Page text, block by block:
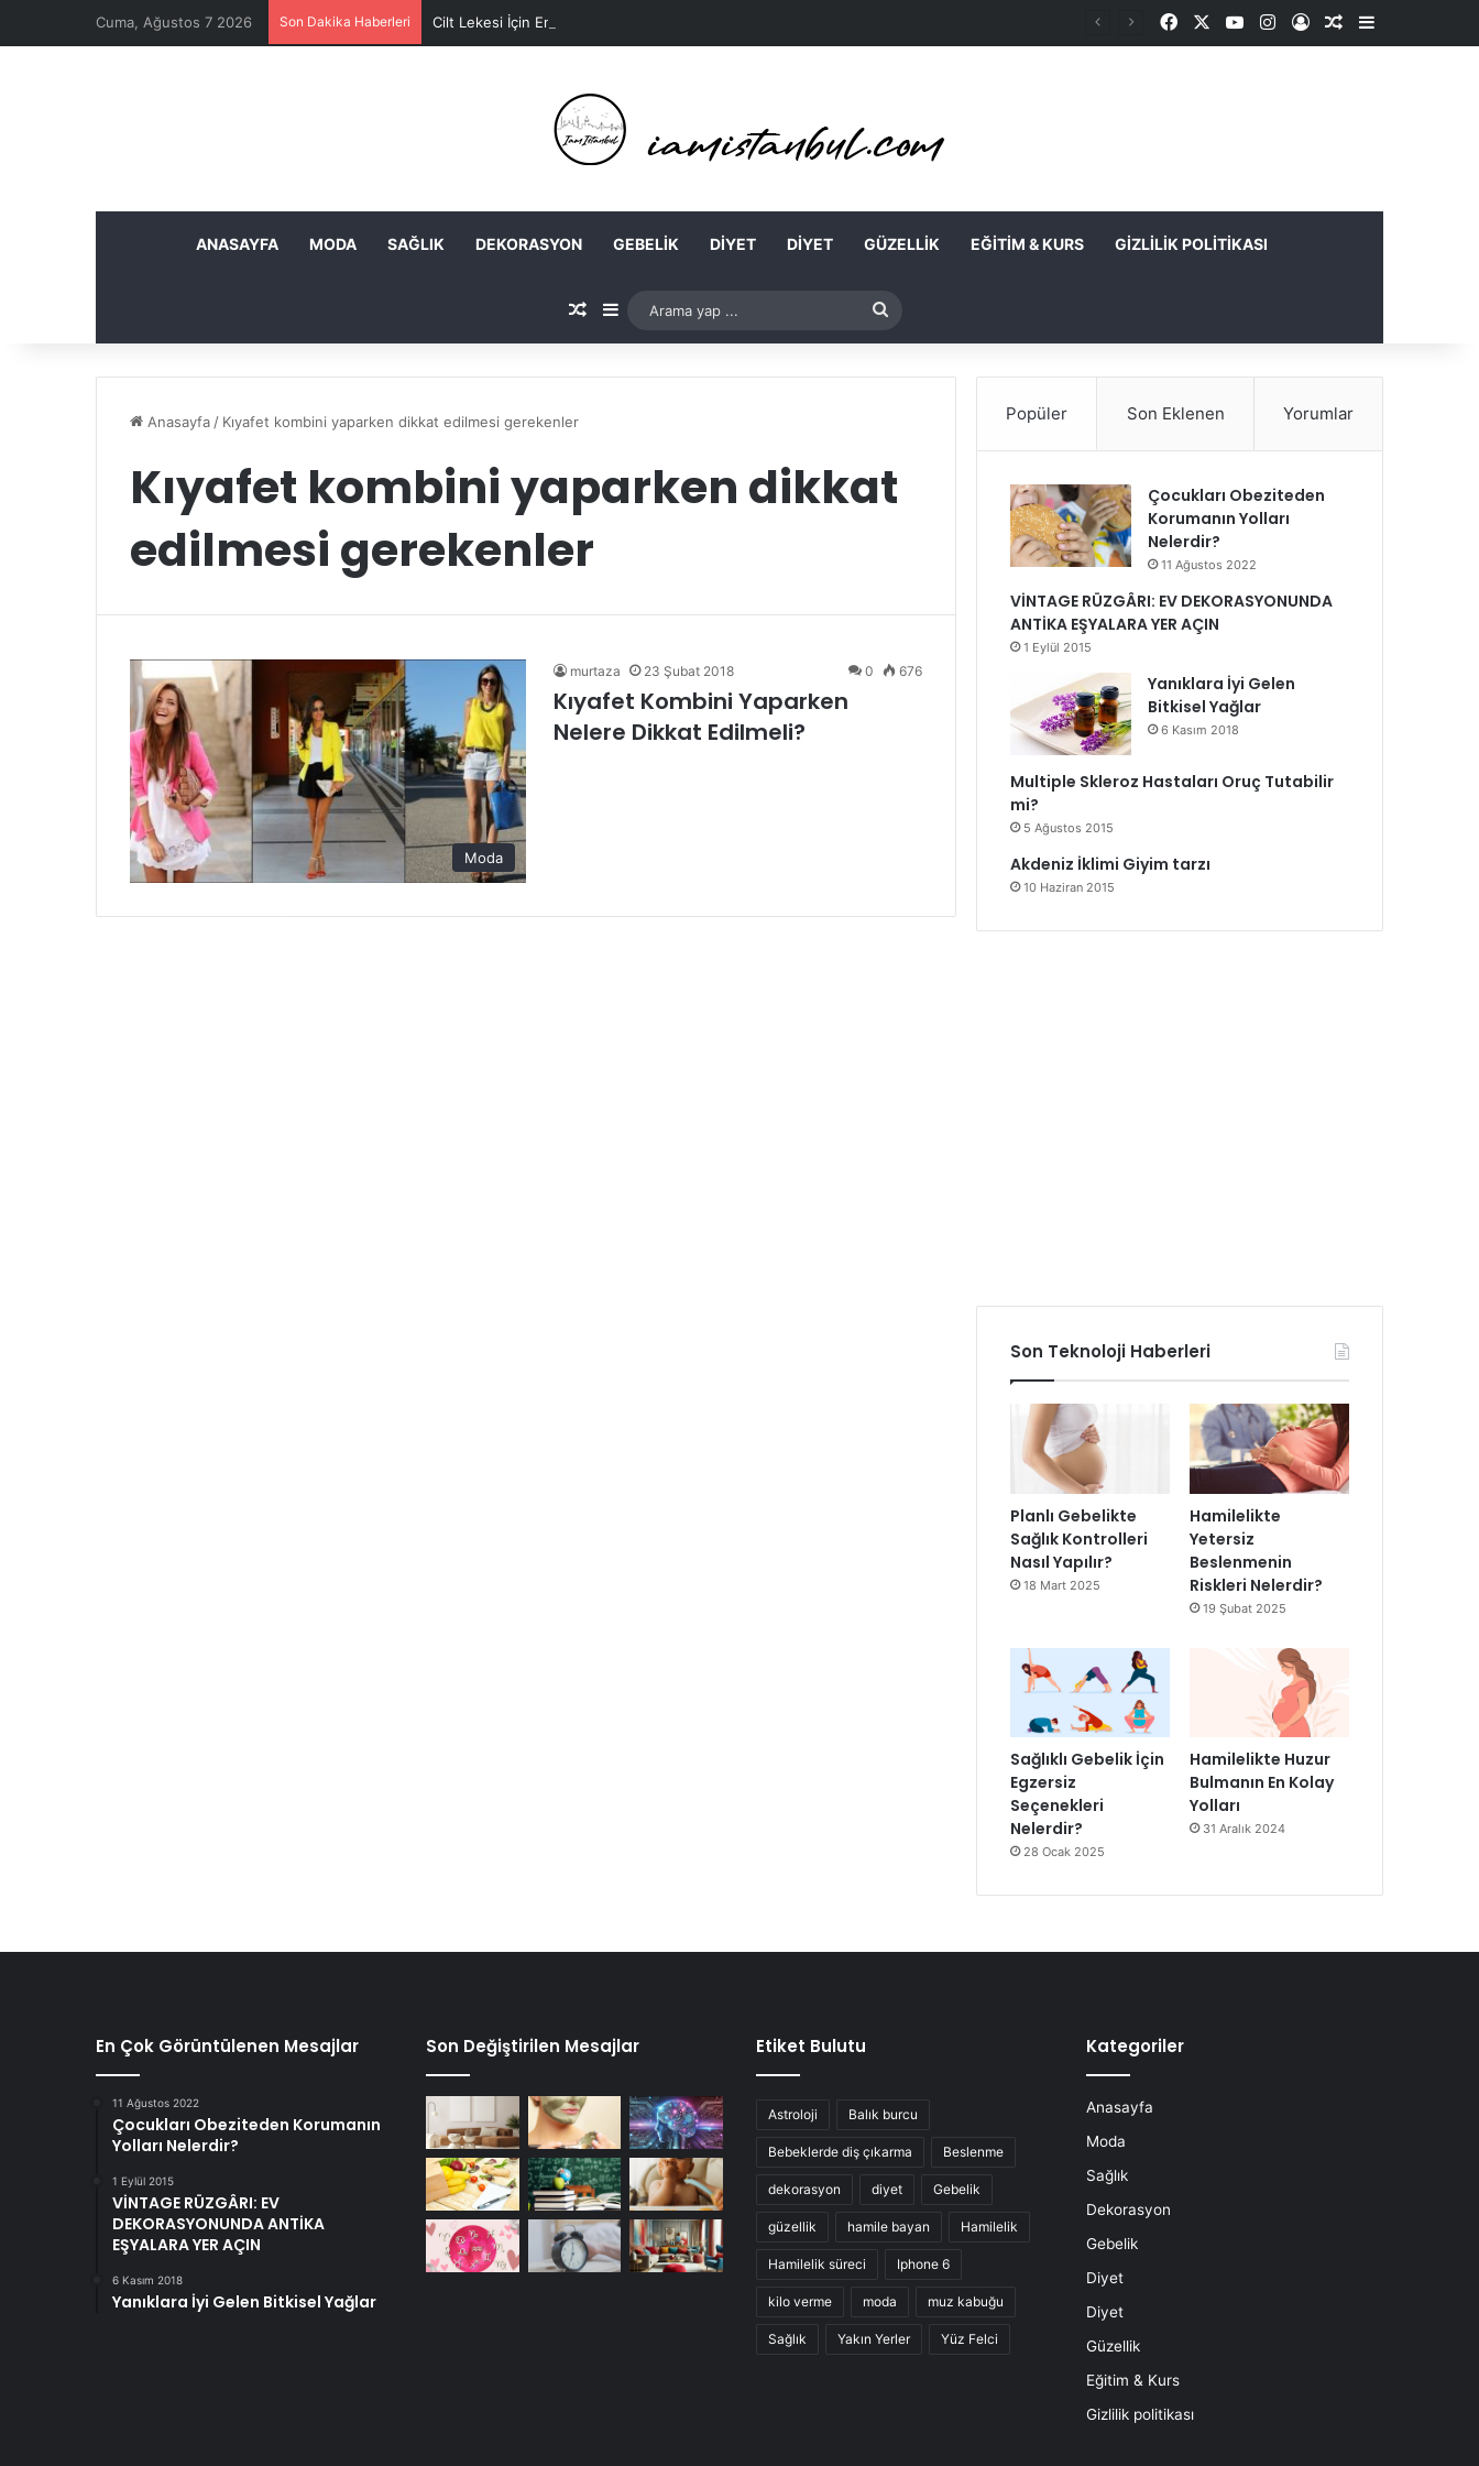
Cuma, Ağustos 7 2026 Son Dakika Haberleri Cilt Lekesi İçin En Kolay Ev Maskeleri Nelerdir? FacebookYouTubeInstagram
Kayıt OlRastgele Makale
Kenar
ANASAYFA MODA SAĞLIK DEKORASYON GEBELIK DIYET DIYET GÜZELLIK EĞITIM & KURS GIZLILIK POLITIKASI
Rastgele Makale
Kenar Bölmesi
Arama
yap
Anasayfa / Kıyafet kombini yaparken dikkat edilmesi gerekenler
Kıyafet kombini yaparken dikkat
edilmesi gerekenler
Moda
murtaza 23 Şubat 2018 0 676
Kıyafet Kombini Yaparken
Nelere Dikkat Edilmeli?
Popüler Son Eklenen Yorumlar
Çocukları Obeziteden
Korumanın Yolları
Nelerdir?
11 Ağustos 2022
VİNTAGE RÜZGÂRI: EV DEKORASYONUNDA
ANTİKA EŞYALARA YER AÇIN
1 Eylül 2015
Yanıklara İyi Gelen
Bitkisel Yağlar
6 Kasım 2018
Multiple Skleroz Hastaları Oruç Tutabilir
mi?
5 Ağustos 2015
Akdeniz İklimi Giyim tarzı
10 Haziran 2015
Son Teknoloji Haberleri
Planlı Gebelikte
Sağlık Kontrolleri
Nasıl Yapılır?
18 Mart 2025
Hamilelikte
Yetersiz
Beslenmenin
Riskleri Nelerdir?
19 Şubat 2025
Sağlıklı Gebelik İçin
Egzersiz
Seçenekleri
Nelerdir?
28 Ocak 2025
Hamilelikte Huzur
Bulmanın En Kolay
Yolları
31 Aralık 2024
En Çok Görüntülenen Mesajlar
11 Ağustos 2022
Çocukları Obeziteden Korumanın
Yolları Nelerdir?
1 Eylül 2015
VİNTAGE RÜZGÂRI: EV
DEKORASYONUNDA ANTİKA
EŞYALARA YER AÇIN
6 Kasım 2018
Yanıklara İyi Gelen Bitkisel Yağlar
Son Değiştirilen Mesajlar Etiket Bulutu
Astroloji Balık burcu
Bebeklerde diş çıkarma Beslenme
dekorasyon diyet Gebelik
güzellik hamile bayan Hamilelik
Hamilelik süreci Iphone 6
kilo verme moda muz kabuğu
Sağlık Yakın Yerler Yüz Felci
Kategoriler
Anasayfa
Moda
Sağlık
Dekorasyon
Gebelik
Diyet
Diyet
Güzellik
Eğitim & Kurs
Gizlilik politikası